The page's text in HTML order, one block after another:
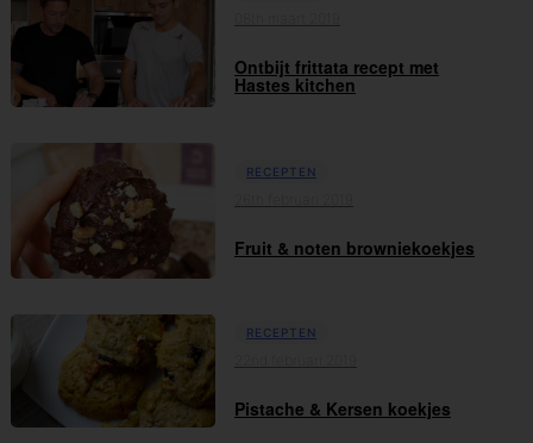
Ontbijt frittata recept met
Hastes kitchen
RECEPTEN
Fruit & noten browniekoekjes
RECEPTEN
Pistache & Kersen koekjes